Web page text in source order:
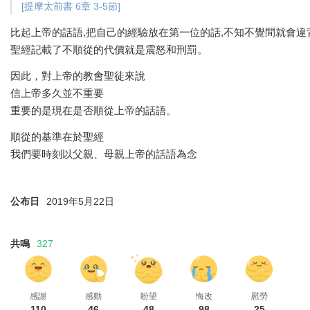
[提摩太前書 6章 3-5節]
比起上帝的話語,把自己的經驗放在第一位的話,不知不覺間就會違
聖經記載了不順從的代價就是震怒和刑罰。
因此，對上帝的教會聖徒來說
信上帝多久並不重要
重要的是現在是否順從上帝的話語。
順從的基準在於聖經
我們要時刻以父親、母親上帝的話語為念
公布日 2019年5月22日
共鳴 327
感謝 感動 盼望 悔改 慰勞